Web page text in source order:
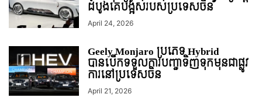
ដំបូងគេបង្អស់របស់ប្រទេសចិន
April 24, 2026
Geely Monjaro ប្រភេទ Hybrid
បានបើកទទួលការបញ្ជាទិញទុកមុនជាផ្លូវ
ការនៅប្រទេសចិន
April 21, 2026